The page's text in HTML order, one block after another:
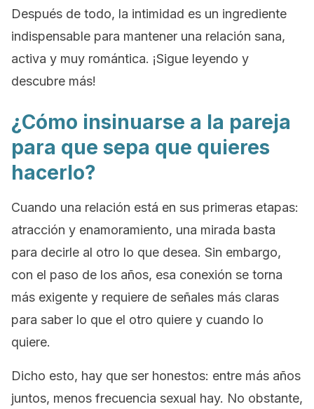
Después de todo, la intimidad es un ingrediente
indispensable para mantener una relación sana,
activa y muy romántica. ¡Sigue leyendo y
descubre más!
¿Cómo insinuarse a la pareja
para que sepa que quieres
hacerlo?
Cuando una relación está en sus primeras etapas:
atracción y enamoramiento, una mirada basta
para decirle al otro lo que desea. Sin embargo,
con el paso de los años, esa conexión se torna
más exigente y requiere de señales más claras
para saber lo que el otro quiere y cuando lo
quiere.
Dicho esto, hay que ser honestos: entre más años
juntos, menos frecuencia sexual hay. No obstante,